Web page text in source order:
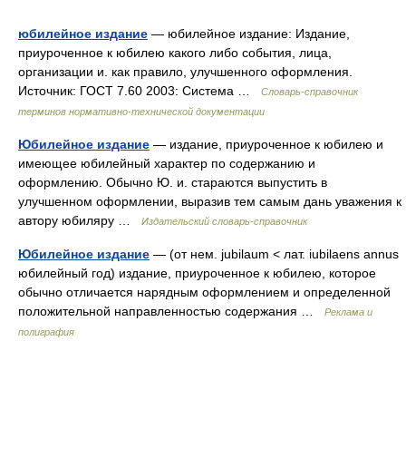
юбилейное издание — юбилейное издание: Издание,
приуроченное к юбилею какого либо события, лица,
организации и. как правило, улучшенного оформления.
Источник: ГОСТ 7.60 2003: Система …
Словарь-справочник
терминов нормативно-технической документации
Юбилейное издание — издание, приуроченное к юбилею и
имеющее юбилейный характер по содержанию и
оформлению. Обычно Ю. и. стараются выпустить в
улучшенном оформлении, выразив тем самым дань уважения к
автору юбиляру …
Издательский словарь-справочник
Юбилейное издание — (от нем. jubilaum < лат. iubilaens annus
юбилейный год) издание, приуроченное к юбилею, которое
обычно отличается нарядным оформлением и определенной
положительной направленностью содержания …
Реклама и
полиграфия